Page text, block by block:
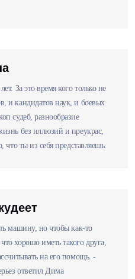
За это время кого только не
и кандидатов наук, и боевых
судеб, разнообразие
без иллюзий и преукрас,
что ты из себя представляешь.
машину, но чтобы как-то
хорошо иметь такого друга,
на его помощь. -
ответил Дима